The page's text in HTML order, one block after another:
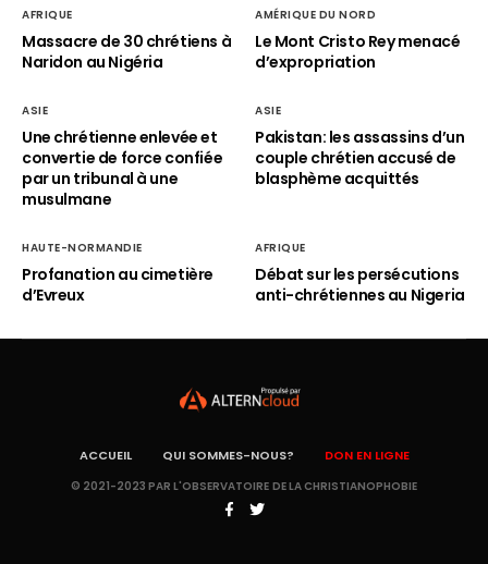
AFRIQUE
Massacre de 30 chrétiens à
Naridon au Nigéria
AMÉRIQUE DU NORD
Le Mont Cristo Rey menacé
d’expropriation
ASIE
Une chrétienne enlevée et
convertie de force confiée
par un tribunal à une
musulmane
ASIE
Pakistan: les assassins d’un
couple chrétien accusé de
blasphème acquittés
HAUTE-NORMANDIE
Profanation au cimetière
d’Evreux
AFRIQUE
Débat sur les persécutions
anti-chrétiennes au Nigeria
ACCUEIL QUI SOMMES-NOUS? DON EN LIGNE
© 2021-2023 PAR L'OBSERVATOIRE DE LA CHRISTIANOPHOBIE